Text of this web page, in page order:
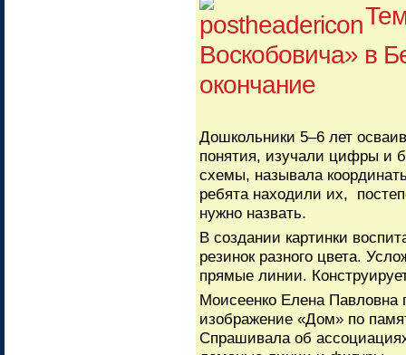
Воскобовича» в
окончание
Дошкольники 5–6 лет
понятия, изучали цифры и
схемы, называла
ребята находили их,
нужно назвать.
В создании картинки
резинок разного цвета.
прямые линии.
Моисеенко Елена Павловна
изображение «Дом» по
Спрашивала об